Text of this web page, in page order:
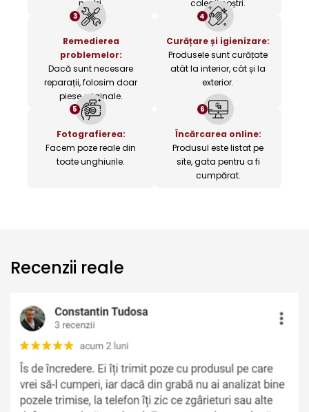
noștri.
colegii noștri.
3
Remedierea
problemelor:
Dacă sunt necesare
reparații, folosim doar
piese originale.
4
Curățare și igienizare:
Produsele sunt curățate
atât la interior, cât și la
exterior.
5
Fotografierea:
Facem poze reale din
toate unghiurile.
6
Încărcarea online:
Produsul este listat pe
site, gata pentru a fi
cumpărat.
Recenzii reale